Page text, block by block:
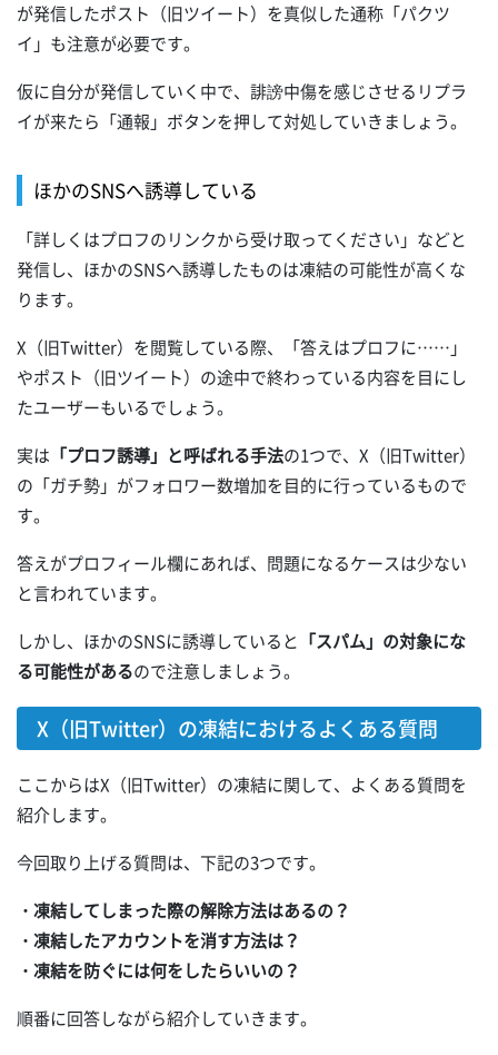
が発信したポスト（旧ツイート）を真似した通称「パクツ
イ」も注意が必要です。
仮に自分が発信していく中で、誹謗中傷を感じさせるリプラ
イが来たら「通報」ボタンを押して対処していきましょう。
ほかのSNSへ誘導している
「詳しくはプロフのリンクから受け取ってください」などと
発信し、ほかのSNSへ誘導したものは凍結の可能性が高くな
ります。
X（旧Twitter）を閲覧している際、「答えはプロフに……」
やポスト（旧ツイート）の途中で終わっている内容を目にし
たユーザーもいるでしょう。
実は 「プロフ誘導」と呼ばれる手法の1つで、X（旧Twitter）
の「ガチ勢」がフォロワー数増加を目的に行っているもので
す。
答えがプロフィール欄にあれば、問題になるケースは少ない
と言われています。
しかし、ほかのSNSに誘導していると 「スパム」の対象にな
る可能性があるので注意しましょう。
X（旧Twitter）の凍結におけるよくある質問
ここからはX（旧Twitter）の凍結に関して、よくある質問を
紹介します。
今回取り上げる質問は、下記の3つです。
・凍結してしまった際の解除方法はあるの？
・凍結したアカウントを消す方法は？
・凍結を防ぐには何をしたらいいの？
順番に回答しながら紹介していきます。